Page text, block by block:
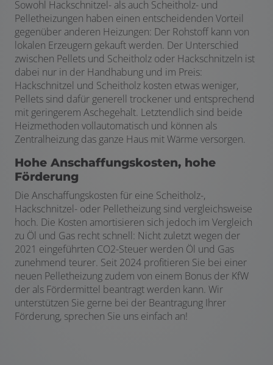
Sowohl Hackschnitzel- als auch Scheitholz- und
Pelletheizungen haben einen entscheidenden Vorteil
gegenüber anderen Heizungen: Der Rohstoff kann von
lokalen Erzeugern gekauft werden. Der Unterschied
zwischen Pellets und Scheitholz oder Hackschnitzeln ist
dabei nur in der Handhabung und im Preis:
Hackschnitzel und Scheitholz kosten etwas weniger,
Pellets sind dafür generell trockener und entsprechend
mit geringerem Aschegehalt. Letztendlich sind beide
Heizmethoden vollautomatisch und können als
Zentralheizung das ganze Haus mit Wärme versorgen.
Hohe Anschaffungskosten, hohe
Förderung
Die Anschaffungskosten für eine Scheitholz-,
Hackschnitzel- oder Pelletheizung sind vergleichsweise
hoch. Die Kosten amortisieren sich jedoch im Vergleich
zu Öl und Gas recht schnell: Nicht zuletzt wegen der
2021 eingeführten CO2-Steuer werden Öl und Gas
zunehmend teurer. Seit 2024 profitieren Sie bei einer
neuen Pelletheizung zudem von einem Bonus der KfW
der als Fördermittel beantragt werden kann. Wir
unterstützen Sie gerne bei der Beantragung Ihrer
Förderung, sprechen Sie uns einfach an!